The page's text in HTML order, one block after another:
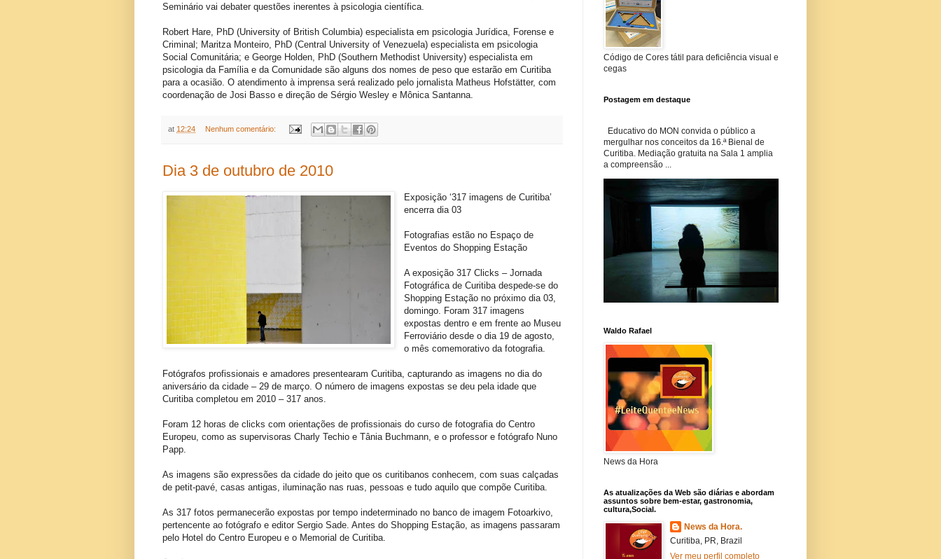
Seminário vai debater questões inerentes à psicologia científica.
Robert Hare, PhD (University of British Columbia) especialista em psicologia Jurídica, Forense e
Criminal; Maritza Monteiro, PhD (Central University of Venezuela) especialista em psicologia
Social Comunitária; e George Holden, PhD (Southern Methodist University) especialista em
psicologia da Família e da Comunidade são alguns dos nomes de peso que estarão em Curitiba
para a ocasião. O atendimento à imprensa será realizado pelo jornalista Matheus Hofstätter, com
coordenação de Josi Basso e direção de Sérgio Wesley e Mônica Santanna.
at 12:24 Nenhum comentário:
Dia 3 de outubro de 2010
Exposição ‘317 imagens de Curitiba’
encerra dia 03
Fotografias estão no Espaço de
Eventos do Shopping Estação
A exposição 317 Clicks – Jornada
Fotográfica de Curitiba despede-se do
Shopping Estação no próximo dia 03,
domingo. Foram 317 imagens
expostas dentro e em frente ao Museu
Ferroviário desde o dia 19 de agosto,
o mês comemorativo da fotografia.
Fotógrafos profissionais e amadores presentearam Curitiba, capturando as imagens no dia do
aniversário da cidade – 29 de março. O número de imagens expostas se deu pela idade que
Curitiba completou em 2010 – 317 anos.
Foram 12 horas de clicks com orientações de profissionais do curso de fotografia do Centro
Europeu, como as supervisoras Charly Techio e Tânia Buchmann, e o professor e fotógrafo Nuno
Papp.
As imagens são expressões da cidade do jeito que os curitibanos conhecem, com suas calçadas
de petit-pavé, casas antigas, iluminação nas ruas, pessoas e tudo aquilo que compõe Curitiba.
As 317 fotos permanecerão expostas por tempo indeterminado no banco de imagem Fotoarkivo,
pertencente ao fotógrafo e editor Sergio Sade. Antes do Shopping Estação, as imagens passaram
pelo Hotel do Centro Europeu e o Memorial de Curitiba.
Código de Cores tátil para deficiência visual e
cegas
Postagem em destaque
Educativo do MON convida o público a
mergulhar nos conceitos da 16.ª Bienal de
Curitiba. Mediação gratuita na Sala 1 amplia
a compreensão ...
Waldo Rafael
News da Hora
As atualizações da Web são diárias e abordam
assuntos sobre bem-estar, gastronomia,
cultura,Social.
News da Hora.
Curitiba, PR, Brazil
Ver meu perfil completo